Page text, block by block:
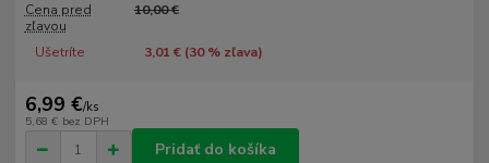
Cena pred
zľavou
10,00 €
Ušetríte 3,01 € (30% zľava)
6,99 €/ks
5,68 € bez DPH
Pridať do košíka